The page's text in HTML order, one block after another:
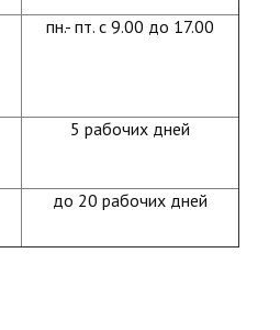
пн.- пт. с 9.00 до 17.00
5 рабочих дней
до 20 рабочих дней